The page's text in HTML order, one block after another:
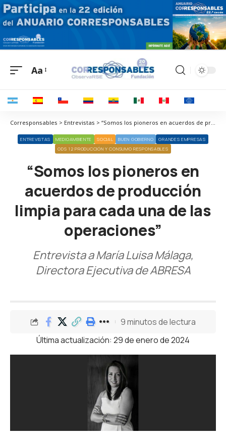
Aa
Corresponsables > Entrevistas > “Somos los pioneros en acuerdos de producción limpia para cada una de las operaciones”
ENTREVISTAS MEDIOAMBIENTE SOCIAL BUEN GOBIERNO
GRANDES EMPRESAS
ODS 12 PRODUCCIÓN Y CONSUMO RESPONSABLES
“Somos los pioneros en
acuerdos de producción
limpia para cada una de las
operaciones”
Entrevista a María Luisa Málaga,
Directora Ejecutiva de ABRESA
Última actualización: 29 de enero de 2024
9 minutos de lectura